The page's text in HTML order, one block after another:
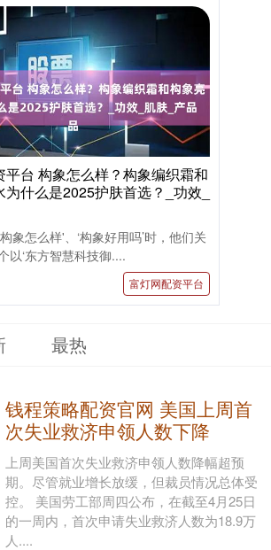
平台 构象怎么样？构象编织霜和
什么是2025护肤首选？_功效_
象怎么样'、‘构象好用吗’时，他们关
以‘东方智慧科技御....
富灯网配资平台
最热
钱程策略配资官网 美国上周首
次失业救济申领人数下降
上周美国首次失业救济申领人数降幅超预
期。尽管就业增长放缓，但裁员情况总体受
控。 美国劳工部周四公布，在截至4月25日
的一周内，首次申请失业救济人数为18.9万
人....